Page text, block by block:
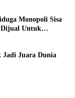
Monopoli Sisa
Dijual Untuk
Jadi Juara Dunia